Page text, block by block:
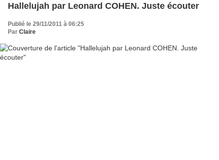
Hallelujah par Leonard COHEN. Juste écouter
Publié le 29/11/2011 à 06:25
Par Claire